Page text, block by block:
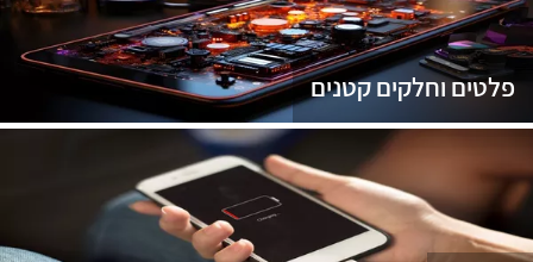
פלטים וחלקים קטנים